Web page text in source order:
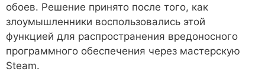
обоев. Решение принято после того, как
злоумышленники воспользовались этой
функцией для распространения вредоносного
программного обеспечения через мастерскую
Steam.